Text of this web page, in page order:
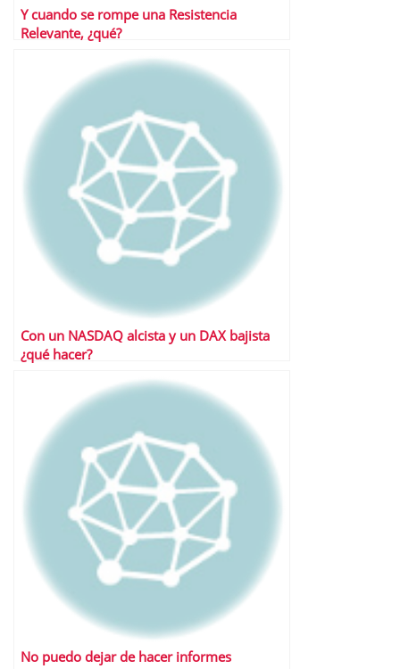
Y cuando se rompe una Resistencia
Relevante, ¿qué?
Con un NASDAQ alcista y un DAX bajista
¿qué hacer?
No puedo dejar de hacer informes